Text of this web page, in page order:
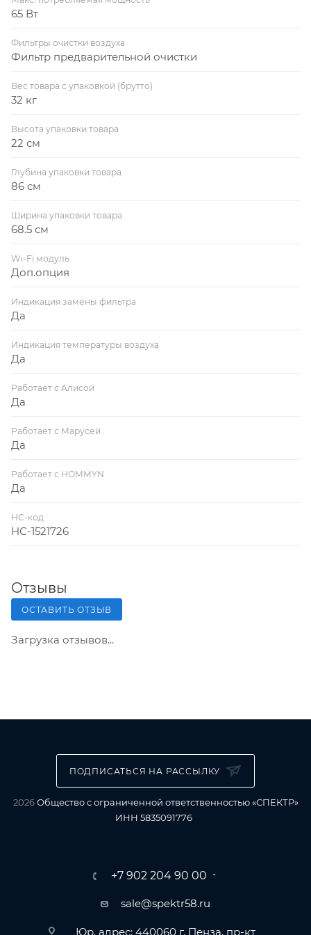
65 Вт
Фильтры очистки воздуха
Фильтр предварительной очистки
Вес товара с упаковкой (брутто)
32 кг
Высота упаковки товара
22 см
Глубина упаковки товара
86 см
Ширина упаковки товара
68.5 см
Wi-Fi модуль
Доп.опция
Индикация замены фильтра
Да
Индикация температуры воздуха
Да
Работает с Алисой
Да
Работает с Марусей
Да
Работает с HOMMYN
Да
НС-код
НС-1521726
Отзывы
ОСТАВИТЬ ОТЗЫВ
Загрузка отзывов...
ПОДПИСАТЬСЯ НА РАССЫЛКУ
2026Общество с ограниченной ответственностью «СПЕКТР»
ИНН 5835091776
+7 902 204 90 00
sale@spektr58.ru
Юр. адрес: 440060 г. Пенза, пр-кт